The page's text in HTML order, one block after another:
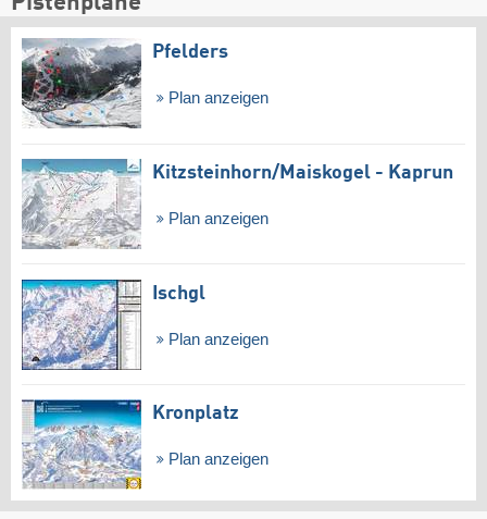
Pfelders
Plan anzeigen
Kitzsteinhorn/​Maiskogel - Kaprun
Plan anzeigen
Ischgl
Plan anzeigen
Kronplatz
Plan anzeigen